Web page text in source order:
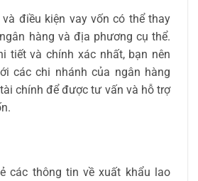
điều kiện vay vốn có thể thay
hàng và địa phương cụ thể.
tiết và chính xác nhất, bạn nên
các chi nhánh của ngân hàng
chính để được tư vấn và hỗ trợ
các thông tin về xuất khẩu lao